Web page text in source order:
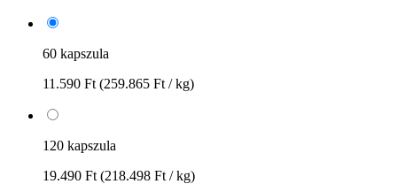
60 kapszula
11.590 Ft (259.865 Ft / kg)
120 kapszula
19.490 Ft (218.498 Ft / kg)